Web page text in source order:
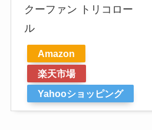
クーファン トリコロー
ル
Amazon
楽天市場
Yahooショッピング